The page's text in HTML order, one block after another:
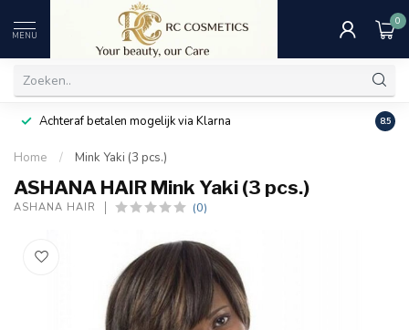
MENU
0
Achteraf betalen mogelijk via Klarna 8.5
Home / Mink Yaki (3 pcs.)
ASHANA HAIR Mink Yaki (3 pcs.)
ASHANA HAIR (0)